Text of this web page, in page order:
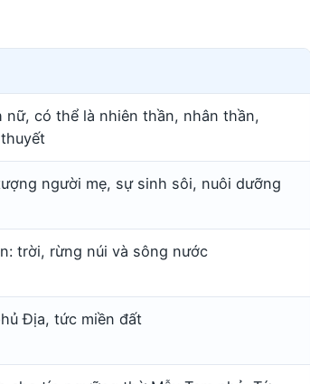
có thể là nhiên thần, nhân thần,
người mẹ, sự sinh sôi, nuôi dưỡng
trời, rừng núi và sông nước
Địa, tức miền đất